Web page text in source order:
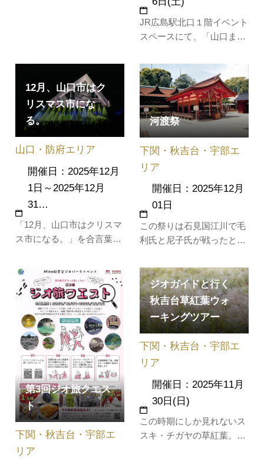
JR広島駅北口１階イベント
スペースにて、「山口まん
す。山口デスティネーショ
ンキャンペーン(DC)プレキ
ャンペーンのイベントとし
て山口県の観光PR展示や
伝統芸能ステージ(下関平家
太鼓保存会)、県内の特産
品・地酒販売などを予定し
ています。…
12月、山口市はク
リスマス市にな
る。
「12月、山口市はクリスマ
ス市になる。」を合言葉
「音楽」、「美術・舞
台」、「食」、その他のイ
ベントを開催します。歴史
に抱かれた山口の街がクリ
スマス一色に！期間中はイ
ルミネーションが山口をロ
マンチックに演出します。
室町時代に山口…
山口・防府エリア
開催日：2025年12月
1日～2025年12月
31…
河渡祭
この祭りは石見国江川で毛
利氏と尼子氏が戦ったと
を与え，田作りと餅粥をふ
るまって，その勢いでいっ
きに奇襲して江川を渡るこ
とに成功したことに始ま
り，現在では大きな釜に餅
粥を炊いて一般参拝客にふ
るまっている。
下関・秋吉台・宇部エ
リア
開催日：2025年12月
01日
第3回ジオ旅クエス
ト
下関・秋吉台・宇部エ
リア
ジオガイドと行く
秋吉台草紅葉ウォ
ーキングツアー
この時期にしか見れないス
スキ・チガヤの草紅葉。ウ
下関・秋吉台・宇部エ
リア
開催日：2025年11月
30日(日)